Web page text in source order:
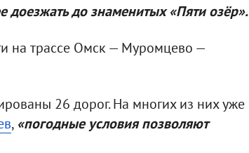
доезжать до знаменитых «Пяти озёр».
на трассе Омск — Муромцево —
26 дорог. На многих из них уже
, «погодные условия позволяют